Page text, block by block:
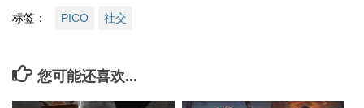
标签： PICO 社交
您可能还喜欢...